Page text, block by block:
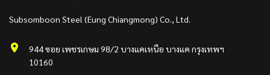
Subsomboon Steel (Eung Chiangmong) Co., Ltd.
944 ซอย เพชรเกษม 98/2 บางแคเหนือ บางแค กรุงเทพฯ
10160